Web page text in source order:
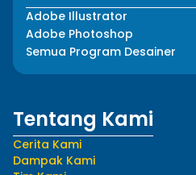
Adobe Illustrator
Adobe Photoshop
Semua Program Desainer
Tentang Kami
Cerita Kami
Dampak Kami